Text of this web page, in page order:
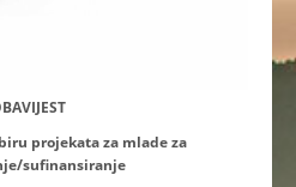
za mlade za
sufinansiranje